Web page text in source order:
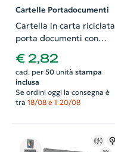
Cartelle Portadocumenti
Cartella in carta riciclata
porta documenti con
32×24cm
€ 2,82
cad. per 50unità stampa
inclusa
Se ordini oggi la consegna è
tra 18/08 e il 20/08